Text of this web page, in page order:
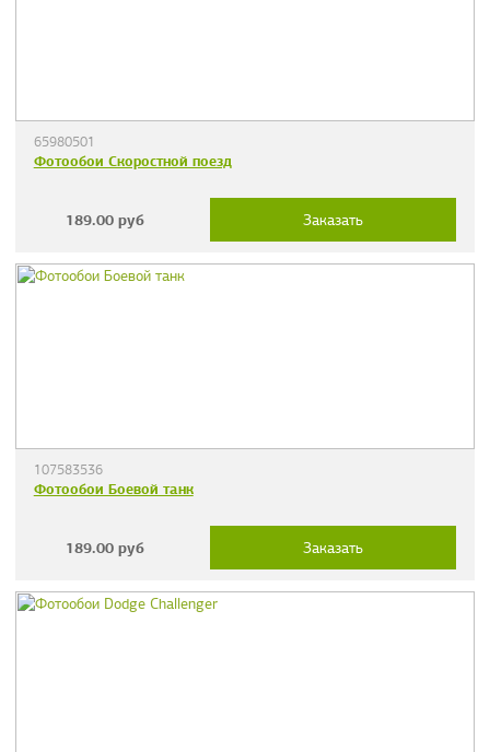
65980501
Фотообои Скоростной поезд
189.00 руб Заказать
107583536
Фотообои Боевой танк
189.00 руб Заказать